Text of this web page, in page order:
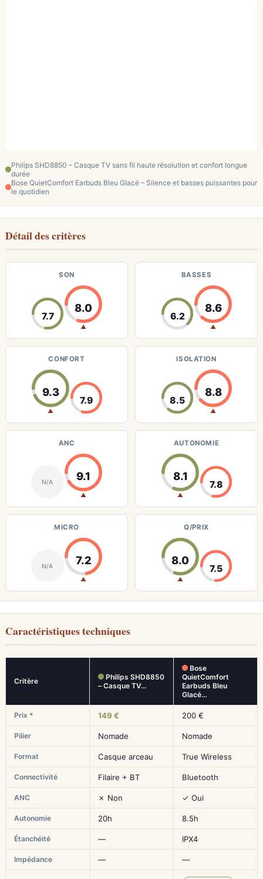
Philips SHD8850 – Casque TV sans fil haute résolution et confort longue
durée
Bose QuietComfort Earbuds Bleu Glacé – Silence et basses puissantes pour
le quotidien
Détail des critères
SON
7.7
8.0
▲
BASSES
6.2
8.6
▲
CONFORT
9.3
▲
7.9
ISOLATION
8.5
8.8
▲
ANC
N/A 9.1
▲
AUTONOMIE
8.1
▲
7.8
MICRO
N/A 7.2
▲
Q/PRIX
8.0
▲
7.5
Caractéristiques techniques
Critère
Philips SHD8850
– Casque TV…
Bose
QuietComfort
Earbuds Bleu
Glacé…
Prix * 149 € 200 €
Pilier Nomade Nomade
Format Casque arceau True Wireless
Connectivité Filaire + BT Bluetooth
ANC ✗ Non ✓ Oui
Autonomie 20h 8.5h
Étanchéité — IPX4
Impédance — —